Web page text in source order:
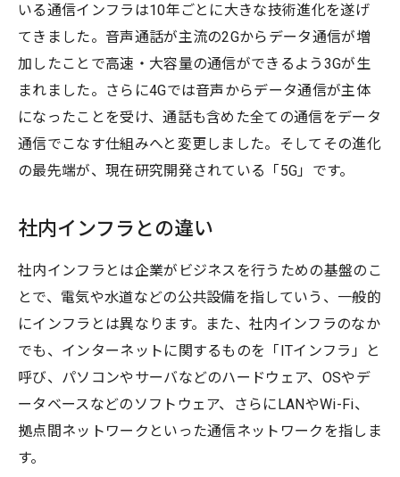
いる通信インフラは10年ごとに大きな技術進化を遂げ
てきました。音声通話が主流の2Gからデータ通信が増
加したことで高速・大容量の通信ができるよう3Gが生
まれました。さらに4Gでは音声からデータ通信が主体
になったことを受け、通話も含めた全ての通信をデータ
通信でこなす仕組みへと変更しました。そしてその進化
の最先端が、現在研究開発されている「5G」です。
社内インフラとの違い
社内インフラとは企業がビジネスを行うための基盤のこ
とで、電気や水道などの公共設備を指していう、一般的
にインフラとは異なります。また、社内インフラのなか
でも、インターネットに関するものを「ITインフラ」と
呼び、パソコンやサーバなどのハードウェア、OSやデ
ータベースなどのソフトウェア、さらにLANやWi-Fi、
拠点間ネットワークといった通信ネットワークを指しま
す。